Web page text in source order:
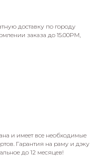
доставку по городу
заказа до 15.00PM,
и имеет все необходимые
Гарантия на раму и дэку
до 12 месяцев!